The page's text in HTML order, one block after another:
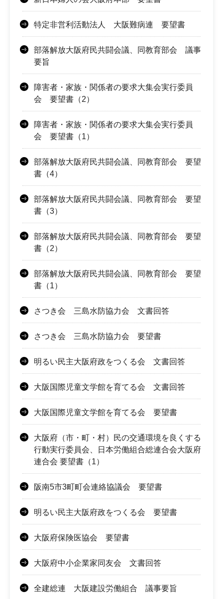
特定非営利活動法人 大阪難病連 要望書
部落解放大阪府民共闘会議、同教育部会 議事
要旨
障害者・家族・関係者の要求大集会実行委員
会 要望書（2）
障害者・家族・関係者の要求大集会実行委員
会 要望書（1）
部落解放大阪府民共闘会議、同教育部会 要望
書（4）
部落解放大阪府民共闘会議、同教育部会 要望
書（3）
部落解放大阪府民共闘会議、同教育部会 要望
書（2）
部落解放大阪府民共闘会議、同教育部会 要望
書（1）
さつき会 三島水防協力会 文書回答
さつき会 三島水防協力会 要望書
明るい民主大阪府政をつくる会 文書回答
大阪国際児童文学館を育てる会 文書回答
大阪国際児童文学館を育てる会 要望書
大阪府（市・町・村）民の交通環境を良くする
行動実行委員会、日本労働組合総連合会大阪府
連合会 要望書（1）
阪南5市3町町会連絡協議会 要望書
明るい民主大阪府政をつくる会 要望書
大阪府保険医協会 要望書
大阪府中小企業家同友会 文書回答
全建総連 大阪建設労働組合 議事要旨